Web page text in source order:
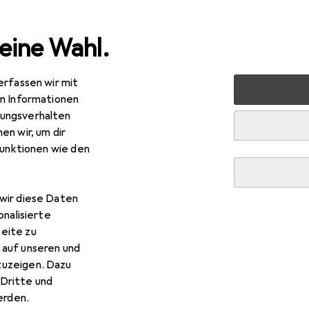
Wahl.
wir mit
Informationen
wir, um dir
wie den
diese Daten
zu
unseren und
Dazu
und
Möbel HAKU